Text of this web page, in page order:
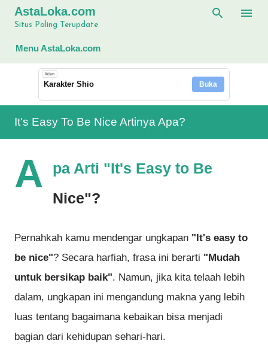
Langsung ke konten utama
AstaLoka.com
Situs Paling Terupdate
Menu AstaLoka.com
Iklan
Karakter Shio Buka
It's Easy To Be Nice Artinya Apa?
A
pa Arti "It's Easy to Be
Nice"?
Pernahkah kamu mendengar ungkapan "It's easy to
be nice"? Secara harfiah, frasa ini berarti "Mudah
untuk bersikap baik". Namun, jika kita telaah lebih
dalam, ungkapan ini mengandung makna yang lebih
luas tentang bagaimana kebaikan bisa menjadi
bagian dari kehidupan sehari-hari.